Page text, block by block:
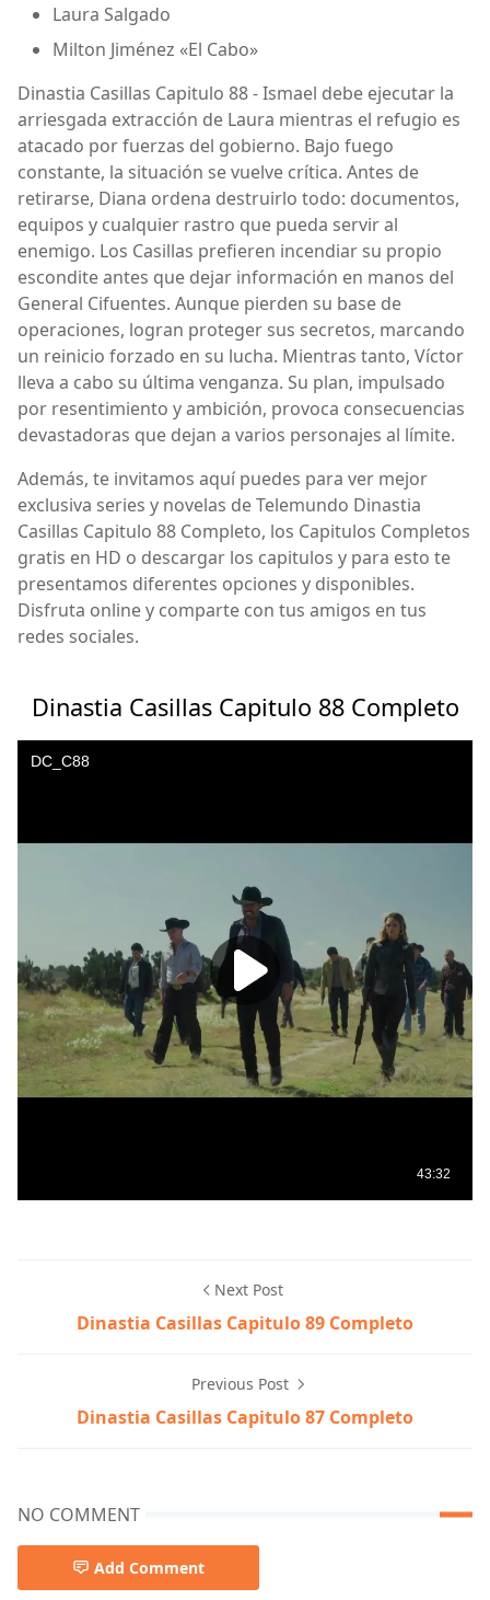
Laura Salgado
Milton Jiménez «El Cabo»
Dinastia Casillas Capitulo 88 - Ismael debe ejecutar la
arriesgada extracción de Laura mientras el refugio es
atacado por fuerzas del gobierno. Bajo fuego
constante, la situación se vuelve crítica. Antes de
retirarse, Diana ordena destruirlo todo: documentos,
equipos y cualquier rastro que pueda servir al
enemigo. Los Casillas prefieren incendiar su propio
escondite antes que dejar información en manos del
General Cifuentes. Aunque pierden su base de
operaciones, logran proteger sus secretos, marcando
un reinicio forzado en su lucha. Mientras tanto, Víctor
lleva a cabo su última venganza. Su plan, impulsado
por resentimiento y ambición, provoca consecuencias
devastadoras que dejan a varios personajes al límite.
Además, te invitamos aquí puedes para ver mejor
exclusiva series y novelas de Telemundo Dinastia
Casillas Capitulo 88 Completo, los Capitulos Completos
gratis en HD o descargar los capitulos y para esto te
presentamos diferentes opciones y disponibles.
Disfruta online y comparte con tus amigos en tus
redes sociales.
Dinastia Casillas Capitulo 88 Completo
Next Post
Dinastia Casillas Capitulo 89 Completo
Previous Post
Dinastia Casillas Capitulo 87 Completo
NO COMMENT
Add Comment